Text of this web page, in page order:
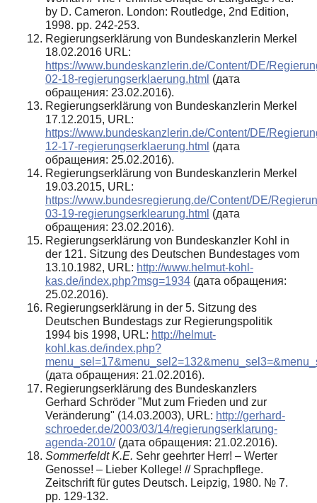
by D. Cameron. London: Routledge, 2nd Edition,
1998. pp. 242-253.
Regierungserklärung von Bundeskanzlerin Merkel
18.02.2016 URL:
https://www.bundeskanzlerin.de/Content/DE/
02-18-regierungserklaerung.html (дата
обращения: 23.02.2016).
Regierungserklärung von Bundeskanzlerin Merkel
17.12.2015, URL:
https://www.bundeskanzlerin.de/Content/DE/
12-17-regierungserklaerung.html (дата
обращения: 25.02.2016).
Regierungserklärung von Bundeskanzlerin Merkel
19.03.2015, URL:
https://www.bundesregierung.de/Content/DE/
03-19-regierungserklearung.html (дата
обращения: 23.02.2016).
Regierungserklärung von Bundeskanzler Kohl in
der 121. Sitzung des Deutschen Bundestages vom
13.10.1982, URL: http://www.helmut-kohl-
kas.de/index.php?msg=1934 (дата обращения:
25.02.2016).
Regierungserklärung in der 5. Sitzung des
Deutschen Bundestags zur Regierungspolitik
1994 bis 1998, URL: http://helmut-
kohl.kas.de/index.php?
(дата обращения: 21.02.2016).
Regierungserklärung des Bundeskanzlers
Gerhard Schröder "Mut zum Frieden und zur
Veränderung" (14.03.2003), URL: http://gerhard-
schroeder.de/2003/03/14/regierungserklarung-
agenda-2010/(дата обращения: 21.02.2016).
Sommerfeldt K.E. Sehr geehrter Herr! – Werter
Genosse! – Lieber Kollege! // Sprachpflege.
Zeitschrift für gutes Deutsch. Leipzig, 1980. № 7.
pp. 129-132.